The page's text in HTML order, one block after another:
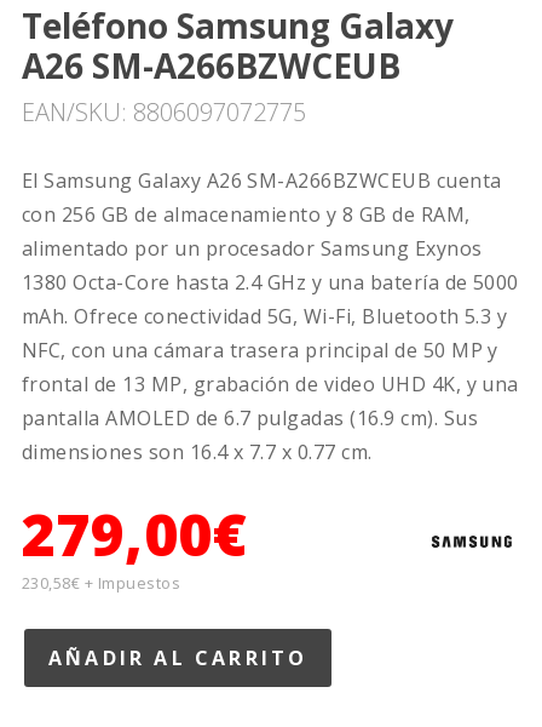
Teléfono Samsung Galaxy
A26 SM-A266BZWCEUB
EAN/SKU: 8806097072775
El Samsung Galaxy A26 SM-A266BZWCEUB cuenta
con 256 GB de almacenamiento y 8 GB de RAM,
alimentado por un procesador Samsung Exynos
1380 Octa-Core hasta 2.4 GHz y una batería de 5000
mAh. Ofrece conectividad 5G, Wi-Fi, Bluetooth 5.3 y
NFC, con una cámara trasera principal de 50 MP y
frontal de 13 MP, grabación de video UHD 4K, y una
pantalla AMOLED de 6.7 pulgadas (16.9 cm). Sus
dimensiones son 16.4 x 7.7 x 0.77 cm.
279,00€
230,58€ + Impuestos